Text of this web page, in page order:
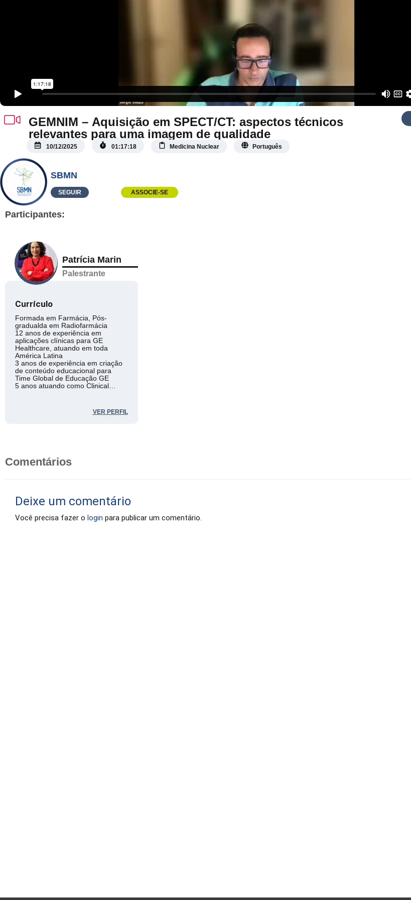
GEMNIM – Aquisição em SPECT/CT: aspectos técnicos
relevantes para uma imagem de qualidade
10/12/2025 01:17:18 Medicina Nuclear Português
SBMN
SEGUIR ASSOCIE-SE
Participantes:
Patrícia Marin
Palestrante
Currículo
Formada em Farmácia, Pós-
gradualda em Radiofarmácia
12 anos de experiência em
aplicações clínicas para GE
Healthcare, atuando em toda
América Latina
3 anos de experiência em criação
de conteúdo educacional para
Time Global de Educação GE
5 anos atuando como Clinical
Atualmente atuando comoVER PERFIL
Comentários
Deixe um comentário
Você precisa fazer o login para publicar um comentário.